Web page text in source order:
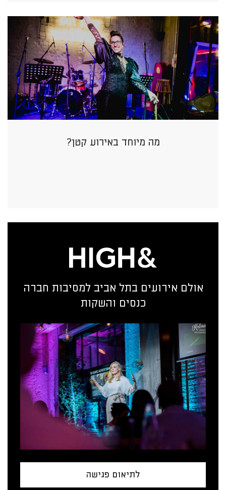
מה מיוחד באירוע קטן?
אולם אירועים בתל אביב למסיבות חברה
כנסים והשקות
לתיאום פגישה